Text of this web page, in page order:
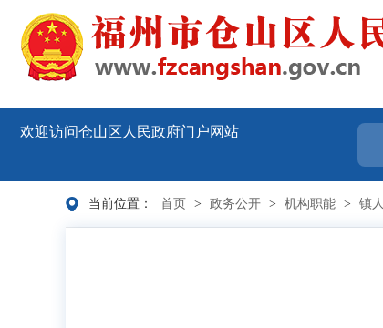
欢迎访问仓山区人民政府门户网站
当前位置： 首页 > 政务公开 > 机构职能 > 镇